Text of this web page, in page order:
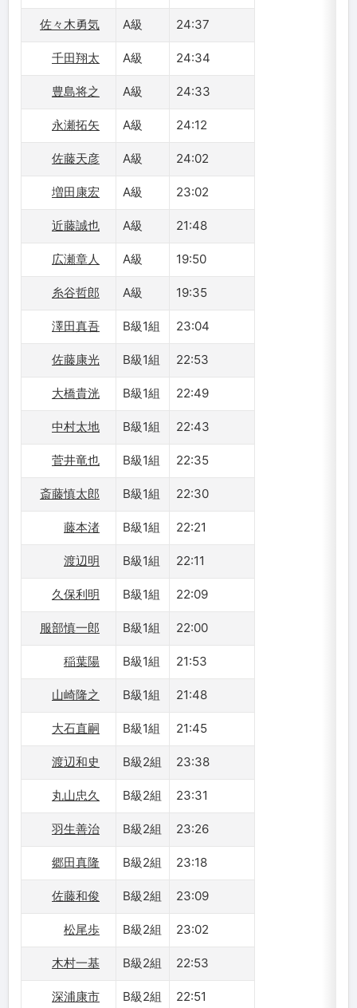
佐々木勇気 A級 24:37
千田翔太 A級 24:34
豊島将之 A級 24:33
永瀬拓矢 A級 24:12
佐藤天彦 A級 24:02
増田康宏 A級 23:02
近藤誠也 A級 21:48
広瀬章人 A級 19:50
糸谷哲郎 A級 19:35
澤田真吾 B級1組 23:04
佐藤康光 B級1組 22:53
大橋貴洸 B級1組 22:49
中村太地 B級1組 22:43
菅井竜也 B級1組 22:35
斎藤慎太郎 B級1組 22:30
藤本渚 B級1組 22:21
渡辺明 B級1組 22:11
久保利明 B級1組 22:09
服部慎一郎 B級1組 22:00
稲葉陽 B級1組 21:53
山崎隆之 B級1組 21:48
大石直嗣 B級1組 21:45
渡辺和史 B級2組 23:38
丸山忠久 B級2組 23:31
羽生善治 B級2組 23:26
郷田真隆 B級2組 23:18
佐藤和俊 B級2組 23:09
松尾歩 B級2組 23:02
木村一基 B級2組 22:53
深浦康市 B級2組 22:51